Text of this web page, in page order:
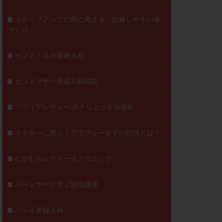
ステップアップの時に考える、妊娠しやすい体
づくり
セント・ルカ産婦人科
セントマザー産婦人科医院
ソフィアレディー スクリニック水道町
ドクターに聞く！アラフォー女子の妊活とは？
なかむらレディースクリニック
パートナーと学ぶ妊活講座
ハシイ産婦人科